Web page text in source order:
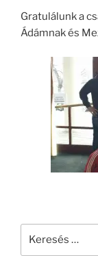
Gratulálunk a
Ádámnak és